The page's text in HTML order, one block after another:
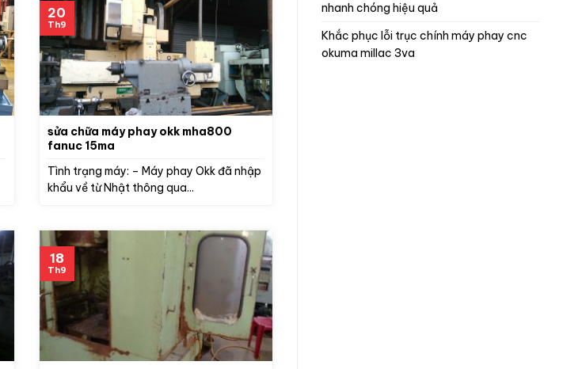
sửa chữa máy phay okk mha800
fanuc 15ma
Tình trạng máy: – Máy phay Okk đã nhập
khẩu về từ Nhật thông qua...
20
Th9
18
Th9
nhanh chóng hiệu quả
khắc phục lỗi trục chính máy phay cnc
okuma millac 3va